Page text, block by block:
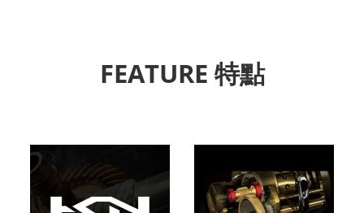
FEATURE 特點